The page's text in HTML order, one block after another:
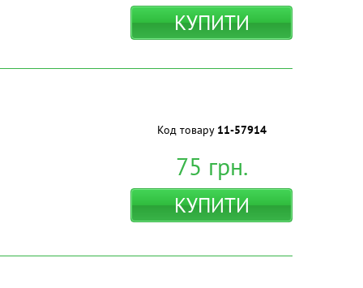
КУПИТИ
Код товару 11-57914
75 грн.
КУПИТИ